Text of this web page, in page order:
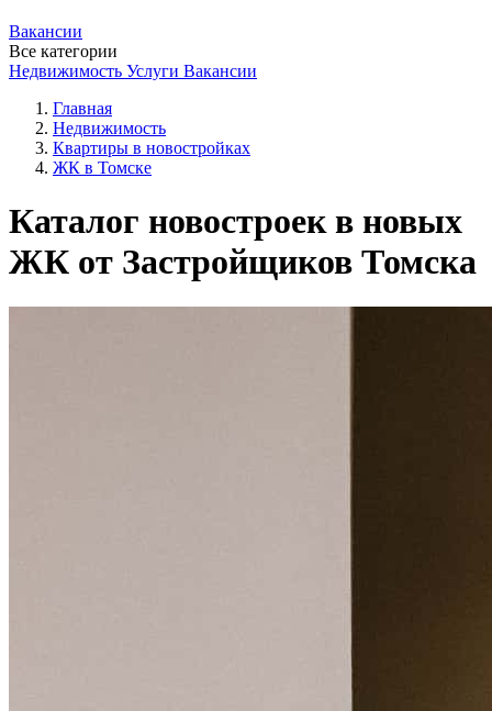
Вакансии
Все категории
Недвижимость Услуги Вакансии
Главная
Недвижимость
Квартиры в новостройках
ЖК в Томске
Каталог новостроек в новых
ЖК от Застройщиков Томска